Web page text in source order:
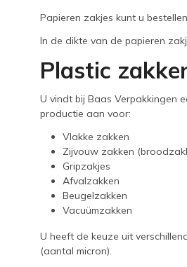
Papieren zakjes kunt u
In de dikte van de papieren
Plastic
U vindt bij Baas Verpakkingen
productie aan voor:
Vlakke zakken
Zijvouw zakken
Gripzakjes
Afvalzakken
Beugelzakken
Vacuümzakken
U heeft de keuze uit
(aantal micron).